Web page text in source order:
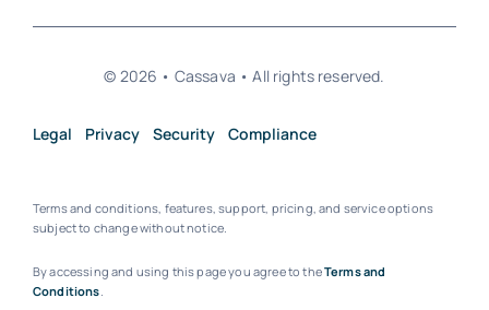
© 2026 • Cassava • All rights reserved.
Legal Privacy Security Compliance
Terms and conditions, features, support, pricing, and service options
subject to change without notice.
By accessing and using this page you agree to theTerms and
Conditions.